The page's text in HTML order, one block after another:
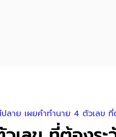
าย เผยคำทำนาย 4 ตัวเลข ที่ต้